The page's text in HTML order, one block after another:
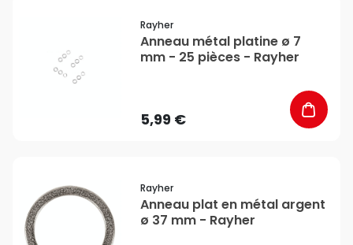
Rayher
Anneau métal platine ø 7
mm - 25 pièces - Rayher
5,99 €
Rayher
Anneau plat en métal argent
ø 37 mm - Rayher